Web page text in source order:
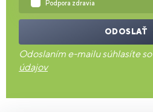
Podpora zdravia
ODOSLAŤ
Odoslaním e-mailu súhlasíte so
údajov